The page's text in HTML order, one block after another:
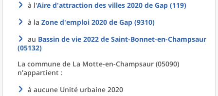
à l'Aire d'attraction des villes 2020 de Gap (119)
à la Zone d'emploi 2020 de Gap (9310)
au Bassin de vie 2022 de Saint-Bonnet-en-Champsaur
(05132)
La commune de La Motte-en-Champsaur (05090)
n’appartient :
à aucune Unité urbaine 2020